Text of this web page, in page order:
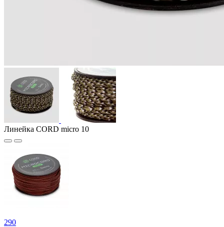
Линейка CORD micro 10
290